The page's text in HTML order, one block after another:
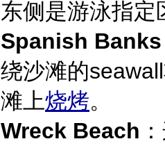
东侧是游泳指定
Spanish
绕沙滩的
滩上烧烤。
Wreck Beach：